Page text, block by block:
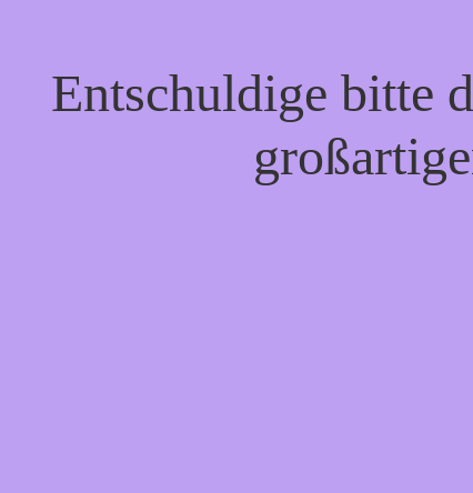
Entschuldige bitte